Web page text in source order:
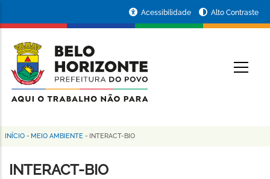
conteúdo
principal
da
Prefeitura
de
Horizonte
Acessibilidade Alto Contraste
Trilha
de
INÍCIO - MEIO AMBIENTE - INTERACT-BIO
INTERACT-BIO